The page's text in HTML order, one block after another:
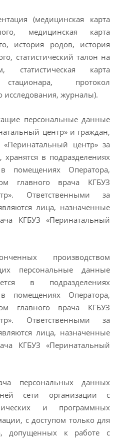
(медицинская карта
медицинская карта
история родов, история
статистический талон на
статистическая карта
протокол
исследования, журналы).
персональные данные
центр» и граждан,
центр» за
в подразделениях
помещениях Оператора,
главного врача КГБУЗ
Ответственными за
лица, назначенные
КГБУЗ «Перинатальный
производством
персональные данные
в подразделениях
помещениях Оператора,
главного врача КГБУЗ
Ответственными за
лица, назначенные
КГБУЗ «Перинатальный
персональных данных
сети организации с
и программных
с доступом только для
допущенных к работе с